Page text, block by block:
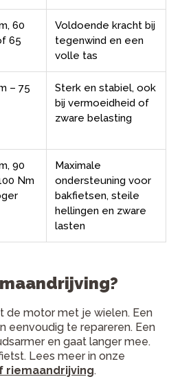
60
65
Voldoende kracht bij
tegenwind en een
volle tas
– 75
Sterk en stabiel, ook
bij vermoeidheid of
zware belasting
90
Nm
Maximale
ondersteuning voor
bakfietsen, steile
hellingen en zware
lasten
de motor met je wielen. Een
eenvoudig te repareren. Een
en gaat langer mee.
Lees meer in onze
riemaandrijving.